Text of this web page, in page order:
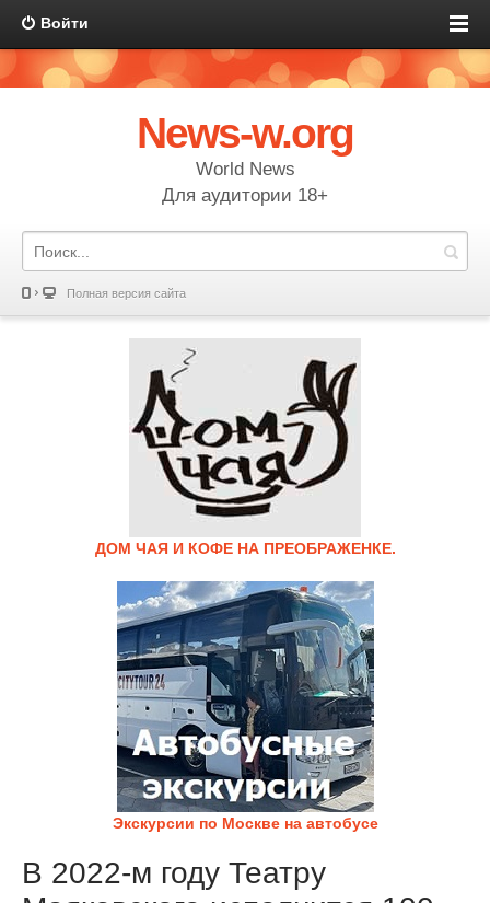
Войти
News-w.org
World News
Для аудитории 18+
Полная версия сайта
ДОМ ЧАЯ И КОФЕ НА ПРЕОБРАЖЕНКЕ.
Экскурсии по Москве на автобусе
В 2022-м году Театру